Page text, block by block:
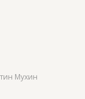
Мухин